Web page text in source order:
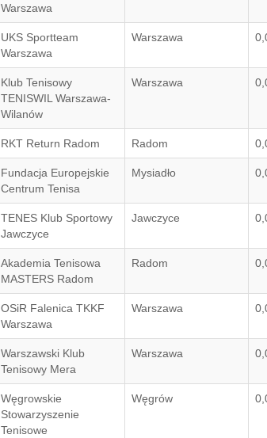
Warszawa
UKS Sportteam
Warszawa
Warszawa
Klub Tenisowy
TENISWIL Warszawa-
Wilanów
Warszawa
RKT Return Radom Radom
Fundacja Europejskie
Centrum Tenisa
Mysiadło
TENES Klub Sportowy
Jawczyce
Jawczyce
Akademia Tenisowa
MASTERS Radom
Radom
OSiR Falenica TKKF
Warszawa
Warszawa
Warszawski Klub
Tenisowy Mera
Warszawa
Węgrowskie
Stowarzyszenie
Tenisowe
Węgrów